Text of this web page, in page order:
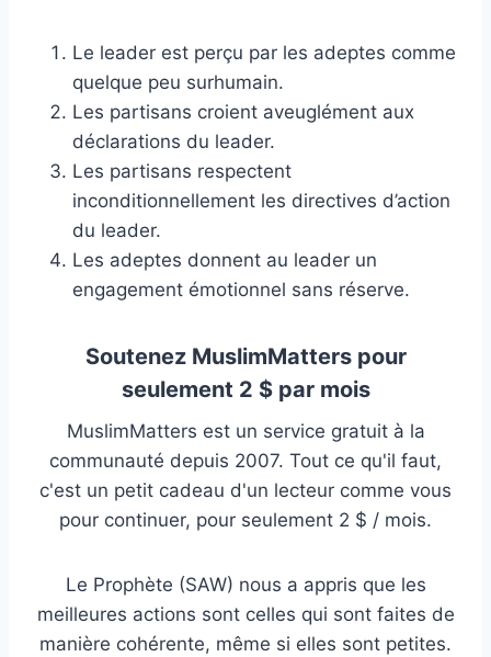
Le leader est perçu par les adeptes comme
quelque peu surhumain.
Les partisans croient aveuglément aux
déclarations du leader.
Les partisans respectent
inconditionnellement les directives d’action
du leader.
Les adeptes donnent au leader un
engagement émotionnel sans réserve.
Soutenez MuslimMatters pour
seulement 2 $ par mois
MuslimMatters est un service gratuit à la
communauté depuis 2007. Tout ce qu'il faut,
c'est un petit cadeau d'un lecteur comme vous
pour continuer, pour seulement 2 $ / mois.
Le Prophète (SAW) nous a appris que les
meilleures actions sont celles qui sont faites de
manière cohérente, même si elles sont petites.